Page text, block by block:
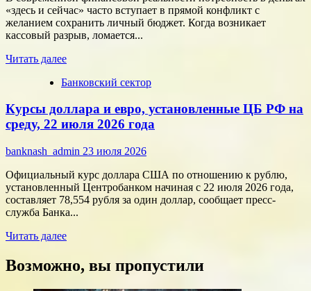
потребителя
с
помощью
технологий
«здесь и сейчас» часто вступает в прямой конфликт с
желанием сохранить личный бюджет. Когда возникает
кассовый разрыв, ломается...
Читать далееПрочитать
о
финансы:
скорость
против
переплат
Банковский сектор
Курсы доллара и евро, установленные ЦБ РФ на
среду, 22 июля 2026 года
banknash_admin 23 июля 2026
Официальный курс доллара США по отношению к рублю,
установленный Центробанком начиная с 22 июля 2026 года,
составляет 78,554 рубля за один доллар, сообщает пресс-
служба Банка...
Читать далееПрочитать
Курсы
Возможно, вы пропустили